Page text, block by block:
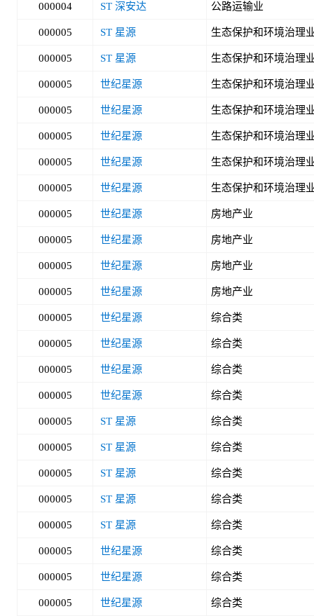
000004 ST 深安达 公路运输业
000005 ST 星源 生态保护和环境治理
000005 ST 星源 生态保护和环境治理
000005 世纪星源 生态保护和环境治理
000005 世纪星源 生态保护和环境治理
000005 世纪星源 生态保护和环境治理
000005 世纪星源 生态保护和环境治理
000005 世纪星源 生态保护和环境治理
000005 世纪星源 房地产业
000005 世纪星源 房地产业
000005 世纪星源 房地产业
000005 世纪星源 房地产业
000005 世纪星源 综合类
000005 世纪星源 综合类
000005 世纪星源 综合类
000005 世纪星源 综合类
000005 ST 星源 综合类
000005 ST 星源 综合类
000005 ST 星源 综合类
000005 ST 星源 综合类
000005 ST 星源 综合类
000005 世纪星源 综合类
000005 世纪星源 综合类
000005 世纪星源 综合类